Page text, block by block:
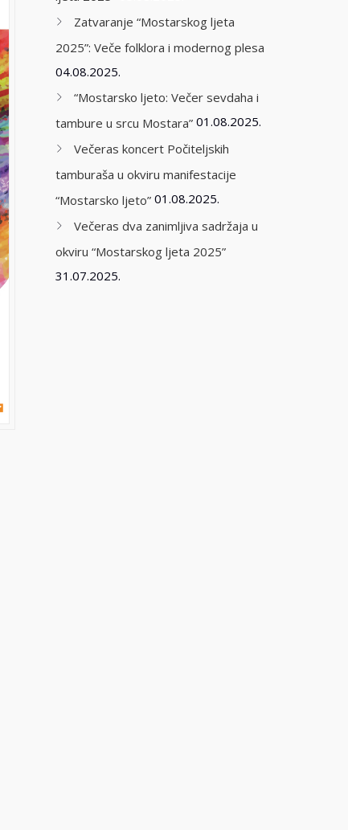
Zatvaranje “Mostarskog ljeta
2025”: Veče folklora i modernog plesa
04.08.2025.
“Mostarsko ljeto: Večer sevdaha i
tambure u srcu Mostara” 01.08.2025.
Večeras koncert Počiteljskih
tamburaša u okviru manifestacije
“Mostarsko ljeto” 01.08.2025.
Večeras dva zanimljiva sadržaja u
okviru “Mostarskog ljeta 2025”
31.07.2025.